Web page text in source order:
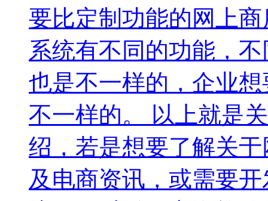
要比定制功能的网上
系统有不同的功能，
也是不一样的，企业
不一样的。 以上就是
绍，若是想要了解关
及电商资讯，或需要